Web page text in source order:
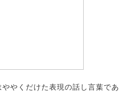
ややくだけた表現の話し言葉であ